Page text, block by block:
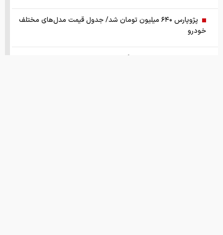
پژوپارس ۶۴۰ میلیون تومان شد/ جدول قیمت مدل‌های مختلف
خودرو
شرط جدید برای بازنشستگی اعلام شد